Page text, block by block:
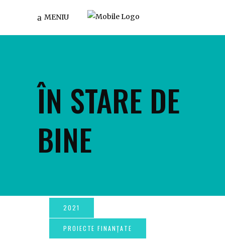
MENIU
ÎN STARE DE
BINE